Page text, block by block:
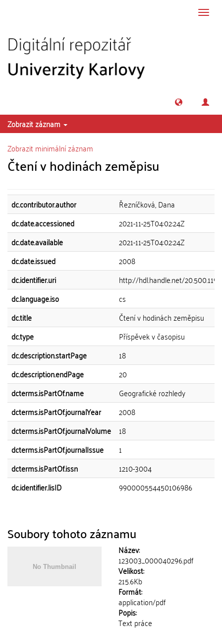
Zobrazit záznam
Zobrazit minimální záznam
Čtení v hodinách zeměpisu
dc.contributor.author
Řezníčková, Dana
dc.date.accessioned
2021-11-25T04:02:24Z
dc.date.available
2021-11-25T04:02:24Z
dc.date.issued
2008
dc.identifier.uri
http://hdl.handle.net/
dc.language.iso
cs
dc.title
Čtení v hodinách zeměpisu
dc.type
Příspěvek v časopisu
dc.description.startPage
18
dc.description.endPage
20
dcterms.isPartOf.name
Geografické rozhledy
dcterms.isPartOf.journalYear
2008
dcterms.isPartOf.journalVolume
18
dcterms.isPartOf.journalIssue
1
dcterms.isPartOf.issn
1210-3004
dc.identifier.lisID
990000554450106986
Soubory tohoto záznamu
Název:
123003_000040296.pdf
Velikost:
215.6Kb
Formát:
application/pdf
Popis:
Text práce